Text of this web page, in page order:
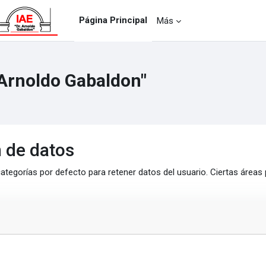
Página Principal
Más
Gabaldon"
de datos
por defecto para retener datos del usuario. Ciertas